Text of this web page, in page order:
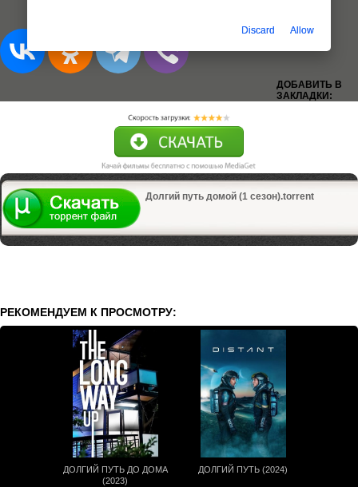
ДОБАВИТЬ В
ЗАКЛАДКИ:
Долгий путь домой (1 сезон).torrent
РЕКОМЕНДУЕМ К ПРОСМОТРУ:
ДОЛГИЙ ПУТЬ ДО ДОМА
(2023)
ДОЛГИЙ ПУТЬ (2024)
Discard Allow